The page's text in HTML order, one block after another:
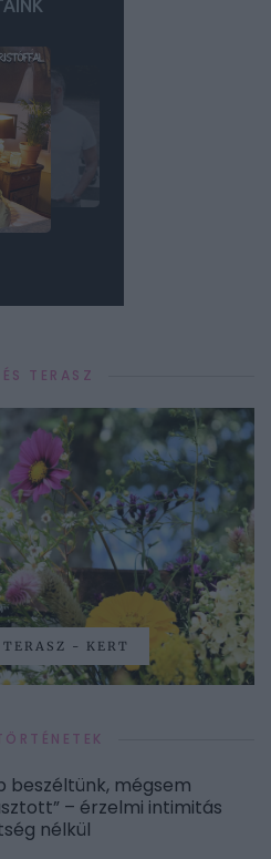
TERASZ
- KERT
beszéltünk, mégsem
– érzelmi intimitás
nélkül